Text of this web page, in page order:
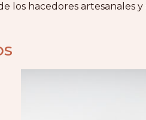
los hacedores